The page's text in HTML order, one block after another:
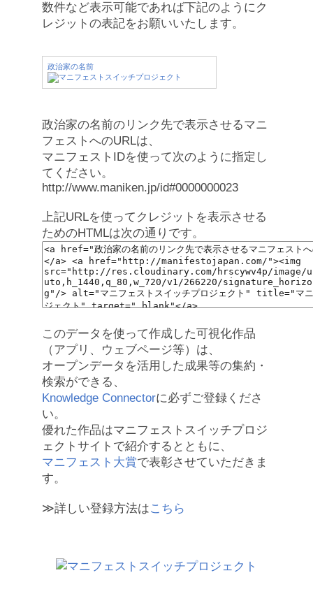
数件など表示可能であれば下記のようにク
レジットの表記をお願いいたします。
政治家の名前
政治家の名前のリンク先で表示させるマニ
フェストへのURLは、
マニフェストIDを使って次のように指定し
てください。
http://www.maniken.jp/id#0000000023
上記URLを使ってクレジットを表示させる
ためのHTMLは次の通りです。
このデータを使って作成した可視化作品
（アプリ、ウェブページ等）は、
オープンデータを活用した成果等の集約・
検索ができる、
Knowledge Connectorに必ずご登録くださ
い。
優れた作品はマニフェストスイッチプロジ
ェクトサイトで紹介するとともに、
マニフェスト大賞で表彰させていただきま
す。
≫詳しい登録方法はこちら